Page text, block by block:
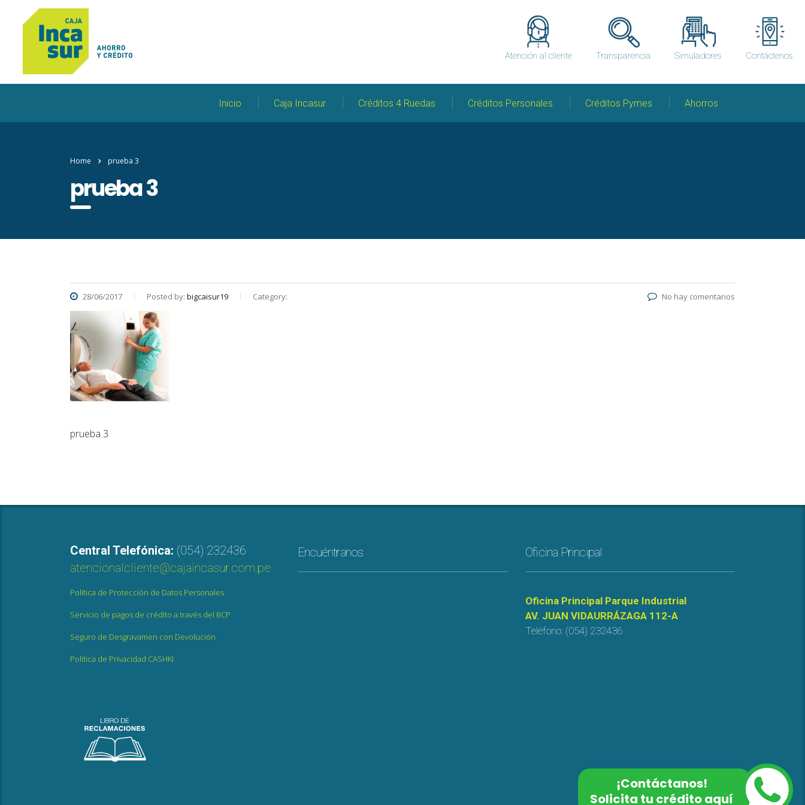
Atención al cliente Transparencia Simuladores Contáctenos
Inicio Caja Incasur Créditos 4 Ruedas Créditos Personales Créditos Pymes Ahorros
Home prueba 3
prueba 3
28/06/2017 Posted by: bigcaisur19 Category: No hay comentarios
prueba 3
Central Telefónica: (054) 232436
atencionalcliente@cajaincasur.com.pe
Política de Protección de Datos Personales
Servicio de pagos de crédito a través del BCP
Seguro de Desgravamen con Devolución
Política de Privacidad CASHKI
Encuéntranos Oficina Principal
Oficina Principal Parque Industrial
AV. JUAN VIDAURRÁZAGA 112-A
Teléfono: (054) 232436
¡Contáctanos!
Solicita tu crédito aquí